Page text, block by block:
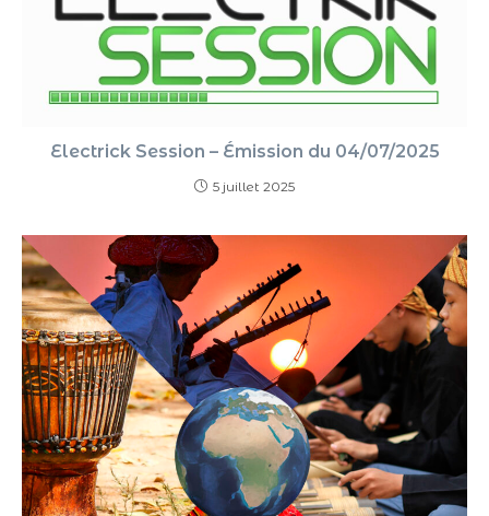
Electrick Session – Émission du 04/07/2025
5 juillet 2025